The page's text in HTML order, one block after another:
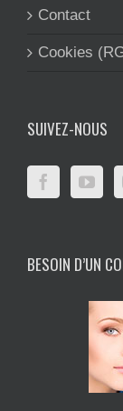
Contact
Cookies
SUIVEZ-NOUS
BESOIN D’UN